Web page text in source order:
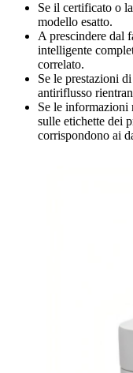
Se il certificato o
modello esatto.
A prescindere dal
intelligente
correlato.
Se le prestazioni
antiriflusso
Se le informazioni
sulle etichette dei
corrispondono ai